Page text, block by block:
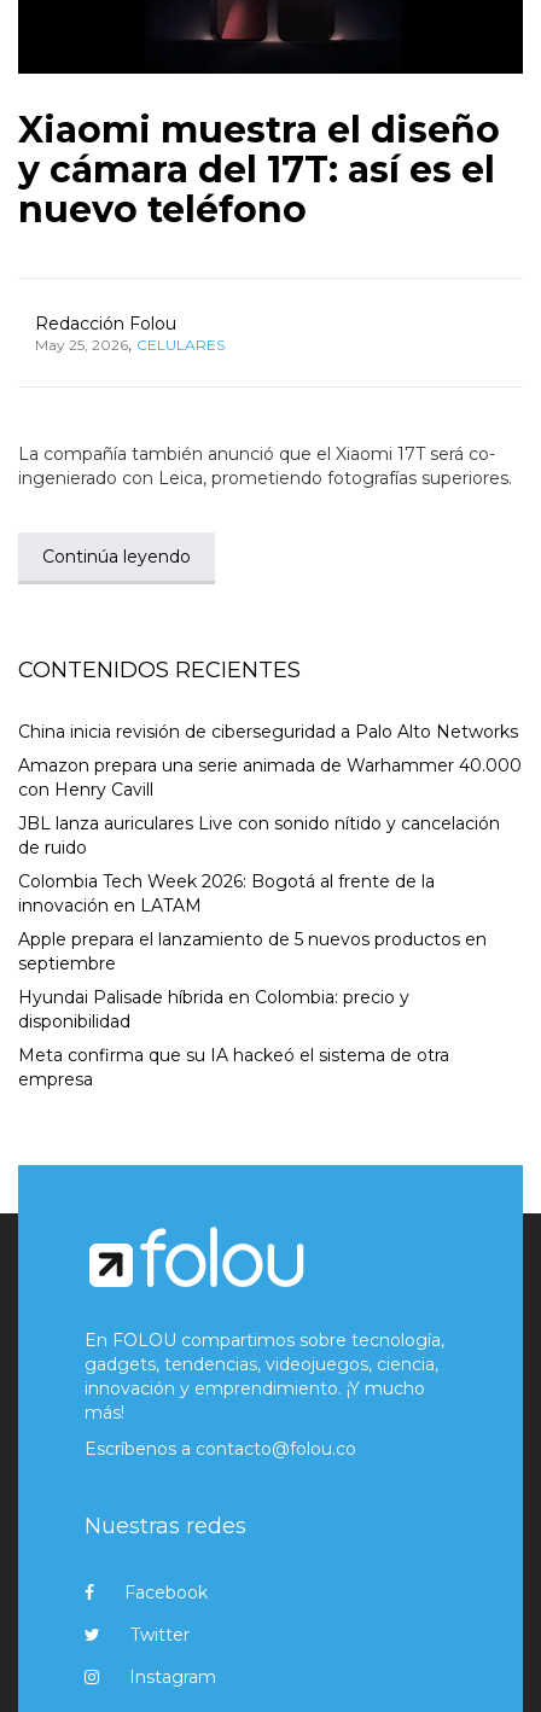
Xiaomi muestra el diseño
y cámara del 17T: así es el
nuevo teléfono
Redacción Folou
May 25, 2026, CELULARES
La compañía también anunció que el Xiaomi 17T será co-
ingenierado con Leica, prometiendo fotografías superiores.
Continúa leyendo
CONTENIDOS RECIENTES
China inicia revisión de ciberseguridad a Palo Alto Networks
Amazon prepara una serie animada de Warhammer 40.000
con Henry Cavill
JBL lanza auriculares Live con sonido nítido y cancelación
de ruido
Colombia Tech Week 2026: Bogotá al frente de la
innovación en LATAM
Apple prepara el lanzamiento de 5 nuevos productos en
septiembre
Hyundai Palisade híbrida en Colombia: precio y
disponibilidad
Meta confirma que su IA hackeó el sistema de otra
empresa
En FOLOU compartimos sobre tecnología,
gadgets, tendencias, videojuegos, ciencia,
innovación y emprendimiento. ¡Y mucho
más!
Escríbenos a contacto@folou.co
Nuestras redes
Facebook
Twitter
Instagram